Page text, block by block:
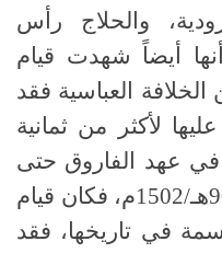
والحلاج رأس
أيضاً شهدت قيام
العباسية فقد
لأكثر من ثمانية
في عهد الفاروق حتى
قيام الدولة الصفوية عام 907هـ/1502م، فكان قيام
في تاريخها، فقد